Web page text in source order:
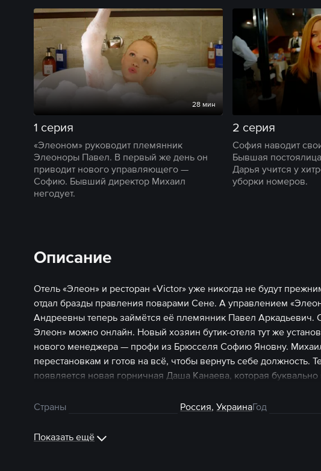
28 мин
1 серия
«Элеоном» руководит племянник
Элеоноры Павел. В первый же день он
приводит нового управляющего —
Софию. Бывший директор Михаил
негодует.
2 серия
София наводит
Бывшая
Дарья учится у
уборки номеров.
Описание
Отель «Элеон» и ресторан «Victor» уже никогда не будут
отдал бразды правления поварами Сене. А управлением
Андреевны теперь займётся её племянник Павел Аркадьевич.
Элеон» можно онлайн. Новый хозяин бутик-отеля тут же
нового менеджера — профи из Брюсселя Софию Яновну.
перестановкам и готов на всё, чтобы вернуть себе должность.
появляется новая горничная Даша Канаева, которая
и начинать жизнь с чистого листа в чужом городе. Помочь ей
сезон сериала «Отель Элеон» можно онлайн.
Страны Россия,УкраинаГод
Показать ещё